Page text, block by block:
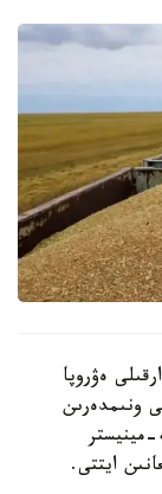
ەۋروپا
ونىمدەرىن
مينيستر
ايتتى.